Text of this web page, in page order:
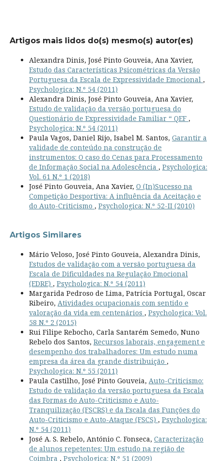
Artigos mais lidos do(s) mesmo(s) autor(es)
Alexandra Dinis, José Pinto Gouveia, Ana Xavier,
Estudo das Características Psicométricas da Versão
Portuguesa da Escala de Expressividade Emocional ,
Psychologica: N.º 54 (2011)
Alexandra Dinis, José Pinto Gouveia, Ana Xavier,
Estudo de validação da versão portuguesa do
Questionário de Expressividade Familiar “ QEF ,
Psychologica: N.º 54 (2011)
Paula Vagos, Daniel Rijo, Isabel M. Santos, Garantir a
validade de conteúdo na construção de
instrumentos: O caso do Cenas para Processamento
de Informação Social na Adolescência , Psychologica:
Vol. 61 N.º 1 (2018)
José Pinto Gouveia, Ana Xavier, O (In)Sucesso na
Competição Desportiva: A influência da Aceitação e
do Auto-Criticismo , Psychologica: N.º 52-II (2010)
Artigos Similares
Mário Veloso, José Pinto Gouveia, Alexandra Dinis,
Estudos de validação com a versão portuguesa da
Escala de Dificuldades na Regulação Emocional
(EDRE) , Psychologica: N.º 54 (2011)
Margarida Pedroso de Lima, Patrícia Portugal, Oscar
Ribeiro, Atividades ocupacionais com sentido e
valoração da vida em centenários , Psychologica: Vol.
58 N.º 2 (2015)
Rui Filipe Rebocho, Carla Santarém Semedo, Nuno
Rebelo dos Santos, Recursos laborais, engagement e
desempenho dos trabalhadores: Um estudo numa
empresa da área da grande distribuição ,
Psychologica: N.º 55 (2011)
Paula Castilho, José Pinto Gouveia, Auto-Criticismo:
Estudo de validação da versão portuguesa da Escala
das Formas do Auto-Criticismo e Auto-
Tranquilização (FSCRS) e da Escala das Funções do
Auto-Criticismo e Auto-Ataque (FSCS) , Psychologica:
N.º 54 (2011)
José A. S. Rebelo, António C. Fonseca, Caracterização
de alunos repetentes: Um estudo na região de
Coimbra , Psychologica: N.º 51 (2009)